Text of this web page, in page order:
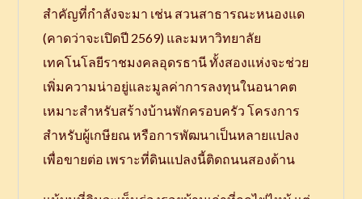
สำคัญที่กำลังจะมา เช่น สวนสาธารณะหนองแด
(คาดว่าจะเปิดปี 2569) และมหาวิทยาลัย
เทคโนโลยีราชมงคลอุดรธานี ทั้งสองแห่งจะช่วย
เพิ่มความน่าอยู่และมูลค่าการลงทุนในอนาคต
เหมาะสำหรับสร้างบ้านพักครอบครัว โครงการ
สำหรับผู้เกษียณ หรือการพัฒนาเป็นหลายแปลง
เพื่อขายต่อ เพราะที่ดินแปลงนี้ติดถนนสองด้าน